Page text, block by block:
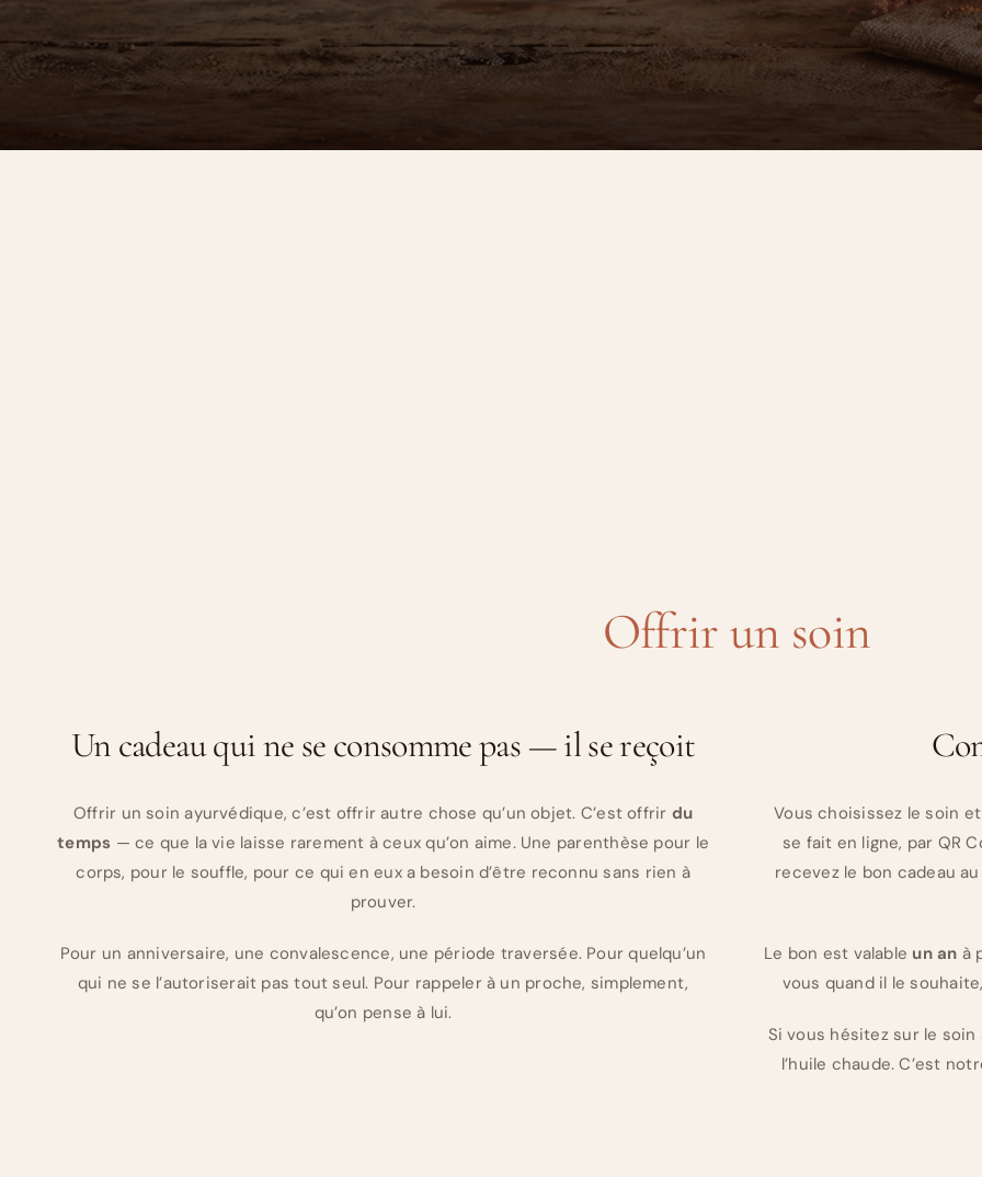
Offrir un soin
Un cadeau qui ne se consomme pas — il se reçoit
Offrir un soin ayurvédique, c’est offrir autre chose qu’un objet. C’est offrir du
temps — ce que la vie laisse rarement à ceux qu’on aime. Une parenthèse pour le
corps, pour le souffle, pour ce qui en eux a besoin d’être reconnu sans rien à
prouver.
Pour un anniversaire, une convalescence, une période traversée. Pour quelqu’un
qui ne se l’autoriserait pas tout seul. Pour rappeler à un proche, simplement,
qu’on pense à lui.
Vous choisissez le soin
se fait en ligne, par QR
recevez le bon cadeau
Le bon est valable un an à
vous quand il le
Si vous hésitez sur le soin
l’huile chaude. C’est